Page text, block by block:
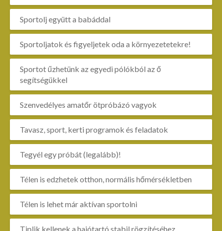
Sportolj együtt a babáddal
Sportoljatok és figyeljetek oda a környezetetekre!
Sportot űzhetünk az egyedi pólókból az ő
segítségükkel
Szenvedélyes amatőr ötpróbázó vagyok
Tavasz, sport, kerti programok és feladatok
Tegyél egy próbát (legalább)!
Télen is edzhetek otthon, normális hőmérsékletben
Télen is lehet már aktívan sportolni
Tiplik kellenek a hajótartó stabil rögzítéséhez